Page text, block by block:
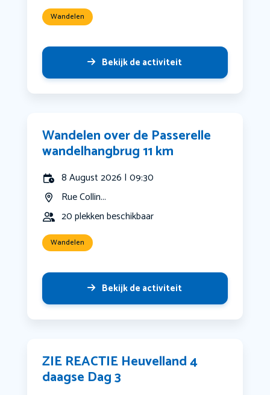
Wandelen
Bekijk de activiteit
Wandelen over de Passerelle
wandelhangbrug 11 km
8 August 2026 | 09:30
Rue Collin...
20 plekken beschikbaar
Wandelen
Bekijk de activiteit
ZIE REACTIE Heuvelland 4
daagse Dag 3